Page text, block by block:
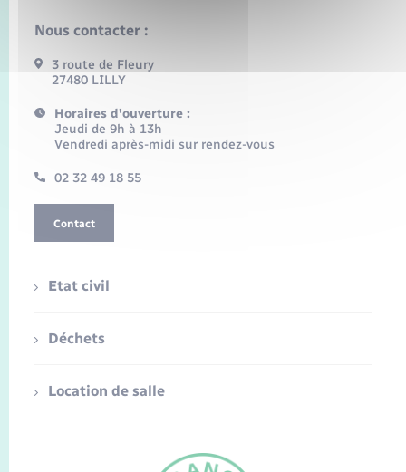
Nous contacter :
3 route de Fleury
27480 LILLY
Horaires d'ouverture :
Jeudi de 9h à 13h
Vendredi après-midi sur rendez-vous
02 32 49 18 55
Contact
Etat civil
Déchets
Location de salle